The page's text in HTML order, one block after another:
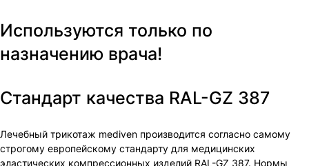
Используются только по
назначению врача!
Стандарт качества RAL-GZ 387
Лечебный трикотаж mediven производится согласно самому
строгому европейскому стандарту для медицинских
эластических компрессионных изделий RAL-GZ 387. Нормы